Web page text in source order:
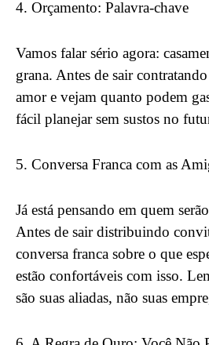
4. Orçamento: Palavra-chave
Vamos falar sério agora:
grana. Antes de sair
amor e vejam quanto podem
fácil planejar sem sustos no
5. Conversa Franca com as
Já está pensando em quem
Antes de sair distribuindo
conversa franca sobre o que
estão confortáveis com isso.
são suas aliadas, não suas